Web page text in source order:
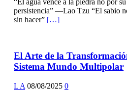
“El agua vence a la piedra no por
persistencia” —Lao Tzu “El sabio
sin hacer” […]
El Arte de la
Sistema Mundo Multipolar
L A 08/08/2025 0